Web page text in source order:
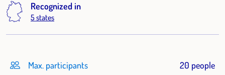
Recognized in
5 states
Max. participants
20 people